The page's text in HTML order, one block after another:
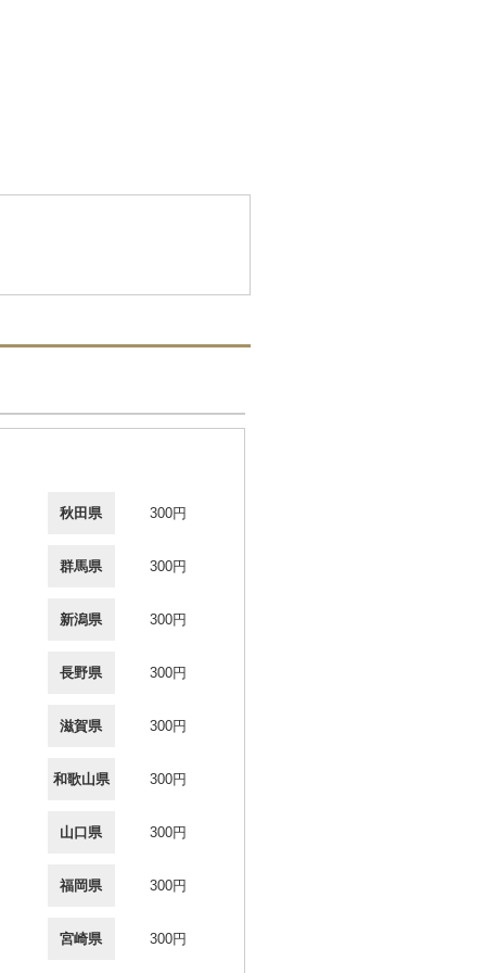
秋田県 300円
群馬県 300円
新潟県 300円
長野県 300円
滋賀県 300円
和歌山県 300円
山口県 300円
福岡県 300円
宮崎県 300円